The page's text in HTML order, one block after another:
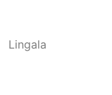
Lingala